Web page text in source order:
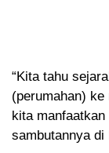
“Kita tahu
(perumahan)
kita manfaatkan
sambutannya